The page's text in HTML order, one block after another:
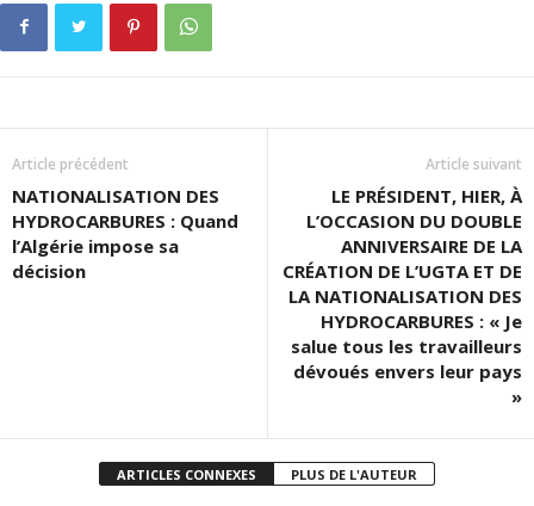
Article précédent
NATIONALISATION DES
HYDROCARBURES : Quand
l’Algérie impose sa
décision
Article suivant
LE PRÉSIDENT, HIER, À
L’OCCASION DU DOUBLE
ANNIVERSAIRE DE LA
CRÉATION DE L’UGTA ET DE
LA NATIONALISATION DES
HYDROCARBURES : « Je
salue tous les travailleurs
dévoués envers leur pays
»
ARTICLES CONNEXES PLUS DE L'AUTEUR